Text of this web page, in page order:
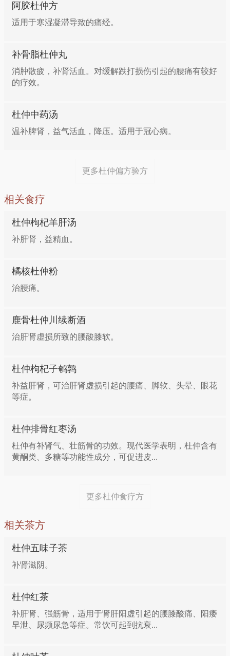
杜仲12克，桂皮9克，狗肉200克，调料适量。将狗
也可用于产后肾虚之身痛的食疗。
补益肝肾，强筋壮骨一一杜仲炒羊肾
羊腰子500克，杜仲15克，五味子6克，波粉(玉米〕15
克，酱油8克，盐4克，大葱10克，姜5克，植物油25
筋膜臊腺，切成小块腰花，放入碗内，加药汁、淀粉拌
嫩熟，烹入酱油、黄酒，放入葱、姜末，再炒片刻即
可。
鱼汁120克，鸡汤80克。锅中放油，油热煸香葱姜片，
味，烧10分钟后，将辽海参条捞出；原汤找好味，再
放入辽参条收汁，盛出装在用炒好的油菜心围边的盘中
补气血，降血压——杜仲番茄肉片汤
葱10克，盐5克，素油50克，鸡蛋1个，淀粉20克，鸡
汤500毫升。把肉片放入碗内，加入水、波粉、盐、杜
仲粉，打入鸡蛋，拌成稠状挂浆，待用。把炒锅置大火
杜仲+桑寄生 增强滋补肝肾功效
杜仲+牡蛎 增强滋补肝肾功效
杜仲+大枣 增强补肾安胎功效
阿胶杜仲方
适用于寒湿凝滞导致的痛经。
补骨脂杜仲丸
消肿散疲，补肾活血。对缓解跌打损伤引起的腰痛有较好
的疗效。
杜仲中药汤
温补脾肾，益气活血，降压。适用于冠心病。
更多杜仲偏方验方
相关食疗
杜仲枸杞羊肝汤
补肝肾，益精血。
橘核杜仲粉
治腰痛。
鹿骨杜仲川续断酒
治肝肾虚损所致的腰酸膝软。
杜仲枸杞子鹌鹑
补益肝肾，可治肝肾虚损引起的腰痛、脚软、头晕、眼花
等症。
杜仲排骨红枣汤
杜仲有补肾气、壮筋骨的功效。现代医学表明，杜仲含有
黄酮类、多糖等功能性成分，可促进皮...
更多杜仲食疗方
相关茶方
杜仲五味子茶
补肾滋阴。
杜仲红茶
补肝肾、强筋骨，适用于肾肝阳虚引起的腰膝酸痛、阳痿
早泄、尿频尿急等症。常饮可起到抗衰...